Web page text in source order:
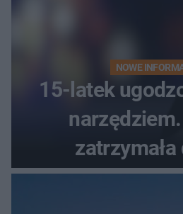
NOWE
15-latek